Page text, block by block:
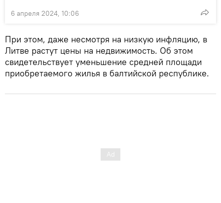
6 апреля 2024, 10:06
При этом, даже несмотря на низкую инфляцию, в
Литве растут цены на недвижимость. Об этом
свидетельствует уменьшение средней площади
приобретаемого жилья в балтийской республике.